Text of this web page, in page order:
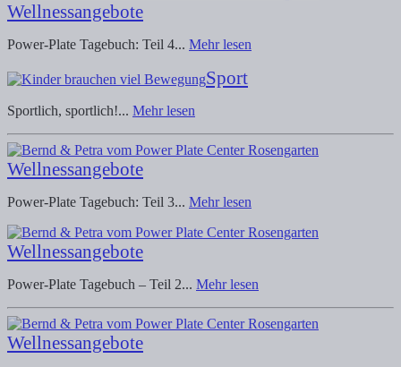
Wellnessangebote
Power-Plate Tagebuch: Teil 4... Mehr lesen
Sport
Sportlich, sportlich!... Mehr lesen
Wellnessangebote
Power-Plate Tagebuch: Teil 3... Mehr lesen
Wellnessangebote
Power-Plate Tagebuch – Teil 2... Mehr lesen
Wellnessangebote